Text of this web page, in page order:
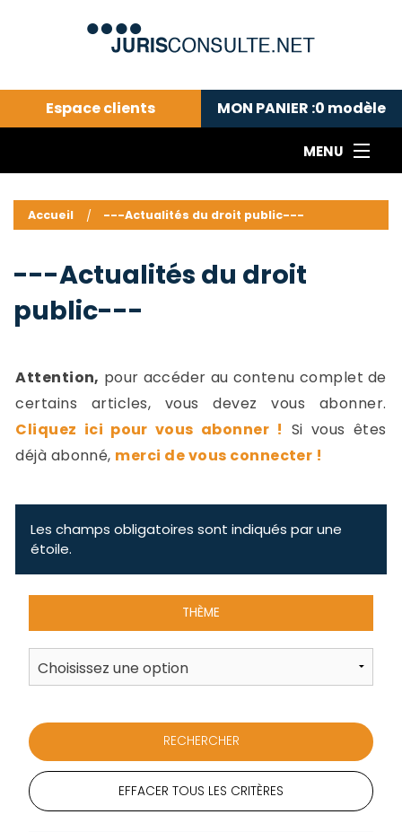
Espace clients MON PANIER :0 modèle
MENU
---Actualités du droit public---
Droit pénal---
Droit privé ---
Abonnement aux actualités
Accueil ---Actualités du droit public---
---Actualités du droit
public---
Attention, pour accéder au contenu complet de
certains articles, vous devez vous abonner.
Cliquez ici pour vous abonner ! Si vous êtes
déjà abonné, merci de vous connecter !
Les champs obligatoires sont indiqués par une
étoile.
THÈME
EFFACER TOUS LES CRITÈRES